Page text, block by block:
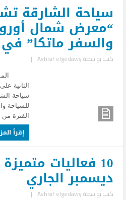
سياحة الشارقة
“معرض شمال
والسفر ماتكا”
كتب بواسطةAshraf elgedawy
|
المسلة
الثانية
سياحة
للسياحة
الفترة من
إقرأ
10 فعاليات
ديسمبر الجاري
كتب بواسطةAshraf elgedawy
|